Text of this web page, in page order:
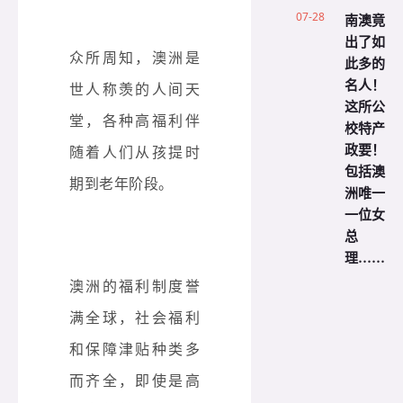
众所周知，澳洲是
世人称羡的人间天
堂，各种高福利伴
随着人们从孩提时
期到老年阶段。
澳洲的福利制度誉
满全球，社会福利
和保障津贴种类多
而齐全， 即使是高
07-28
南澳竟
出了如
此多的
名人！
这所公
校特产
政要！
包括澳
洲唯一
一位女
总
理……